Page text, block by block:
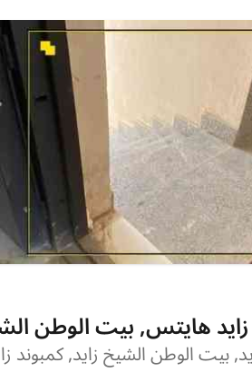
هايتس, بيت الوطن
بيت الوطن الشيخ زايد, كمبوند